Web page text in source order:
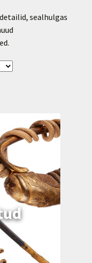
sealhulgas